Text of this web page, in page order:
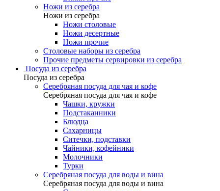
Ножи из серебра
Ножи из серебра
Ножи столовые
Ножи десертные
Ножи прочие
Столовые наборы из серебра
Прочие предметы сервировки из серебра
Посуда из серебра
Посуда из серебра
Серебряная посуда для чая и кофе
Серебряная посуда для чая и кофе
Чашки, кружки
Подстаканники
Блюдца
Сахарницы
Ситечки, подставки
Чайники, кофейники
Молочники
Турки
Серебряная посуда для воды и вина
Серебряная посуда для воды и вина